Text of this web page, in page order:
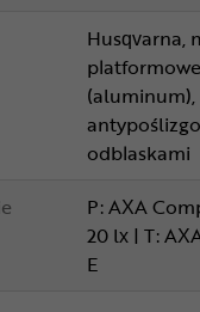
Husqvarna,
platformowe
(aluminum),
odblaskami
P: AXA
20 lx | T:
E